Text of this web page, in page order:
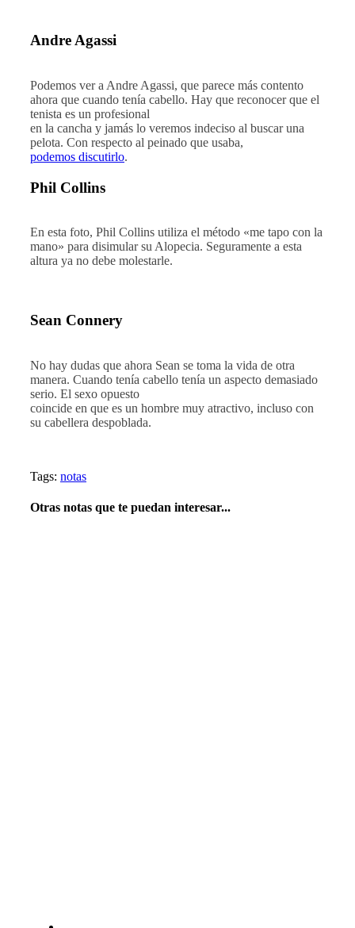
Andre Agassi
Podemos ver a Andre Agassi, que parece más contento
ahora que cuando tenía cabello. Hay que reconocer que el
tenista es un profesional
en la cancha y jamás lo veremos indeciso al buscar una
pelota. Con respecto al peinado que usaba,
podemos discutirlo.
Phil Collins
En esta foto, Phil Collins utiliza el método «me tapo con la
mano» para disimular su Alopecia. Seguramente a esta
altura ya no debe molestarle.
Sean Connery
No hay dudas que ahora Sean se toma la vida de otra
manera. Cuando tenía cabello tenía un aspecto demasiado
serio. El sexo opuesto
coincide en que es un hombre muy atractivo, incluso con
su cabellera despoblada.
Tags: notas
Otras notas que te puedan interesar...